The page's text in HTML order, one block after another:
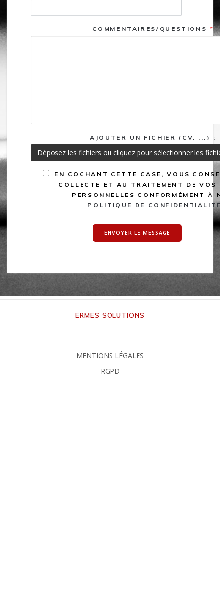
COMMENTAIRES/QUESTIONS *
AJOUTER UN FICHIER (CV, ...) :
Déposez les fichiers ou cliquez pour sélectionner les
EN COCHANT CETTE CASE, VOUS
COLLECTE ET AU TRAITEMENT DE VOS
PERSONNELLES CONFORMÉMENT À
POLITIQUE DE
ERMES SOLUTIONS
MENTIONS LÉGALES
RGPD